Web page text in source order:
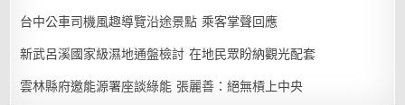
台中公車司機風趣導覽沿途景點 乘客掌聲回應
新武呂溪國家級濕地通盤檢討 在地民眾盼納觀光配套
雲林縣府邀能源署座談綠能 張麗善：絕無槓上中央